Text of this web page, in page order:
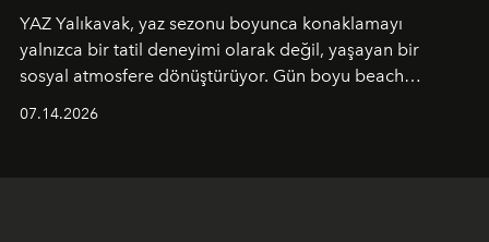
YAZ Yalıkavak, yaz sezonu boyunca konaklamayı
yalnızca bir tatil deneyimi olarak değil, yaşayan bir
sosyal atmosfere dönüştürüyor. Gün boyu beach
07.14.2026